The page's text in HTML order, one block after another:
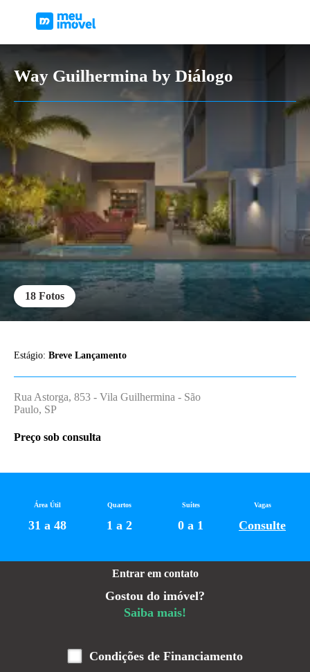
Way Guilhermina by Diálogo
18 Fotos
Entrar em contato
Gostou do imóvel?
Saiba mais!
Condições de Financiamento
Área Útil
31 a 48
Quartos
1 a 2
Suítes
0 a 1
Vagas
Consulte
Estágio: Breve Lançamento
Rua Astorga, 853 - Vila Guilhermina - São
Paulo, SP
Preço sob consulta